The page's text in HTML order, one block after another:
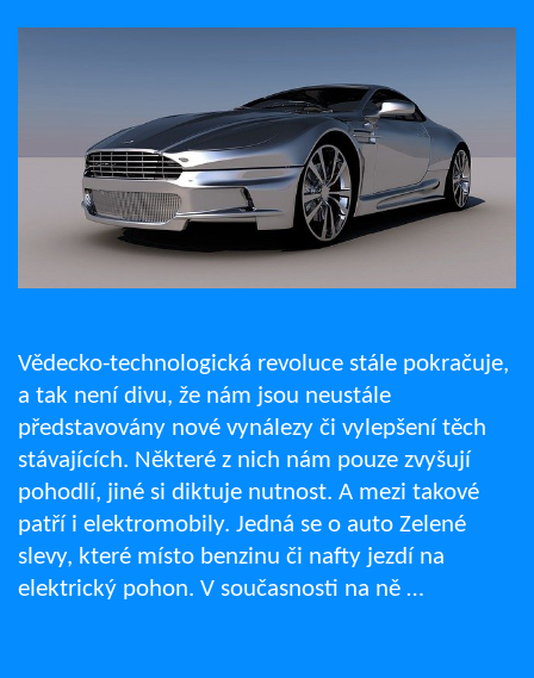
Vědecko-technologická revoluce stále pokračuje,
a tak není divu, že nám jsou neustále
představovány nové vynálezy či vylepšení těch
stávajících. Některé z nich nám pouze zvyšují
pohodlí, jiné si diktuje nutnost. A mezi takové
patří i elektromobily. Jedná se o auto Zelené
slevy, které místo benzinu či nafty jezdí na
elektrický pohon. V současnosti na ně …